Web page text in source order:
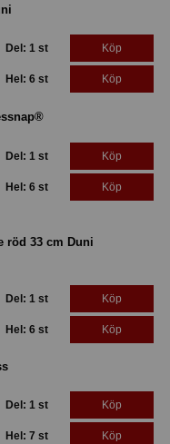
Del: 1 st Köp
Hel: 6 st Köp
Del: 1 st Köp
Hel: 6 st Köp
röd 33 cm Duni
Del: 1 st Köp
Hel: 6 st Köp
Del: 1 st Köp
Hel: 7 st Köp